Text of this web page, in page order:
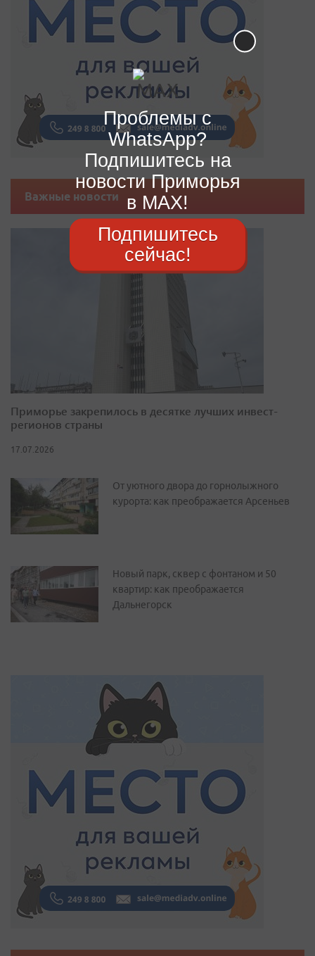
Важные новости
Приморье закрепилось в десятке лучших инвест-
регионов страны
17.07.2026
От уютного двора до горнолыжного
курорта: как преображается Арсеньев
Новый парк, сквер с фонтаном и 50
квартир: как преображается
Дальнегорск
Проблемы с
WhatsApp?
Подпишитесь на
новости Приморья
в MAX!
Подпишитесь
сейчас!